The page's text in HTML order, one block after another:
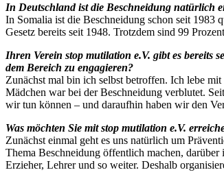
In Deutschland ist die Beschneidung natürlich
In Somalia ist die Beschneidung schon seit 1983
Gesetz bereits seit 1948. Trotzdem sind 99
Ihren Verein stop mutilation e.V. gibt es bereits
dem Bereich zu engagieren?
Zunächst mal bin ich selbst betroffen. Ich lebe
Mädchen war bei der Beschneidung verblutet.
wir tun können – und daraufhin haben wir den
Was möchten Sie mit stop mutilation e.V.
Zunächst einmal geht es uns natürlich um
Thema Beschneidung öffentlich machen,
Erzieher, Lehrer und so weiter. Deshalb